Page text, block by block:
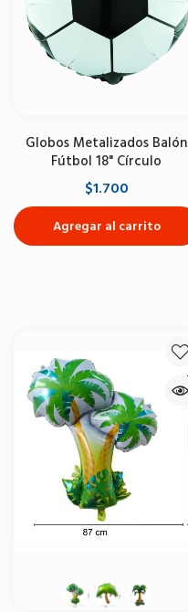
Globos Metalizados Balón
Fútbol 18" Círculo
$1.700
Agregar al carrito